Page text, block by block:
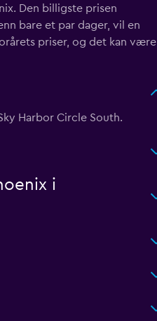
Den billigste prisen
bare et par dager, vil en
priser, og det kan være
Harbor Circle South.
i